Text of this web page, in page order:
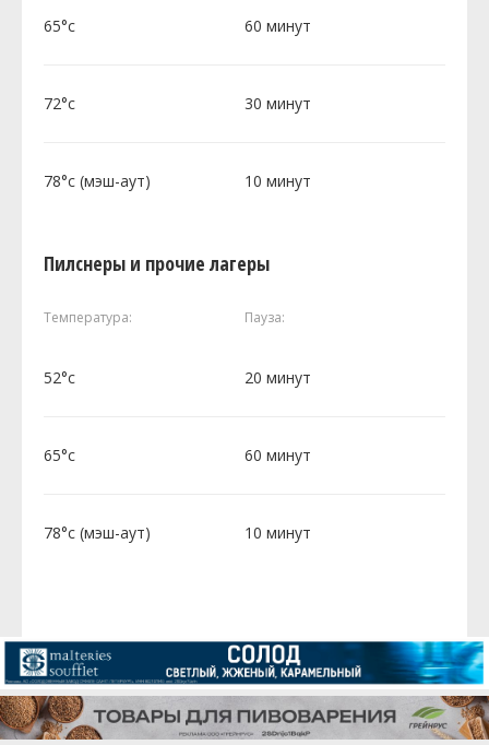
65°c 60 минут
72°c 30 минут
78°c (мэш-аут) 10 минут
Пилснеры и прочие лагеры
Температура: Пауза:
52°c 20 минут
65°c 60 минут
78°c (мэш-аут) 10 минут